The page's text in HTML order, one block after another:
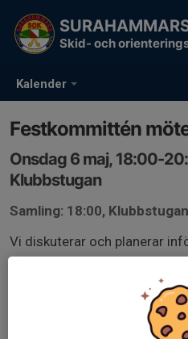
Kalender
Skid- och
Festkommittén
Onsdag 6 maj, 18:00-
Klubbstugan
Samling: 18:00, Klubbstugan
Vi diskuterar och planerar